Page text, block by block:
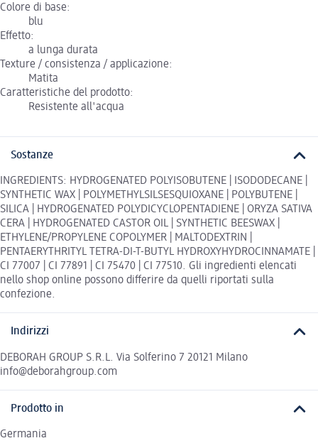
Colore di base:
blu
Effetto:
a lunga durata
Texture / consistenza / applicazione:
Matita
Caratteristiche del prodotto:
Resistente all'acqua
Sostanze
INGREDIENTS: HYDROGENATED POLYISOBUTENE | ISODODECANE |
SYNTHETIC WAX | POLYMETHYLSILSESQUIOXANE | POLYBUTENE |
SILICA | HYDROGENATED POLYDICYCLOPENTADIENE | ORYZA SATIVA
CERA | HYDROGENATED CASTOR OIL | SYNTHETIC BEESWAX |
ETHYLENE/PROPYLENE COPOLYMER | MALTODEXTRIN |
PENTAERYTHRITYL TETRA-DI-T-BUTYL HYDROXYHYDROCINNAMATE |
CI 77007 | CI 77891 | CI 75470 | CI 77510. Gli ingredienti elencati
nello shop online possono differire da quelli riportati sulla
confezione.
Indirizzi
DEBORAH GROUP S.R.L. Via Solferino 7 20121 Milano
info@deborahgroup.com
Prodotto in
Germania